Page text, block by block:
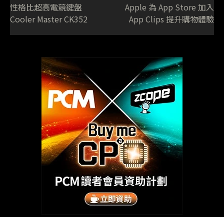
性格比超高電競鍵盤
Cooler Master CK352
Apple 為 App Store 加入
App Clips 提升購物體驗